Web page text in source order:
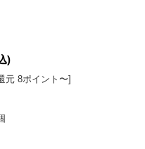
)
元 8ポイント〜]